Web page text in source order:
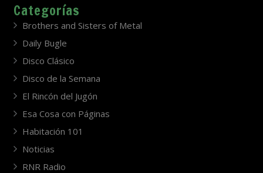
Categorías
Brothers and Sisters of Metal
Daily Bugle
Disco Clásico
Disco de la Semana
El Rincón del Jugón
Esa Cosa con Páginas
Habitación 101
Noticias
RNR Radio